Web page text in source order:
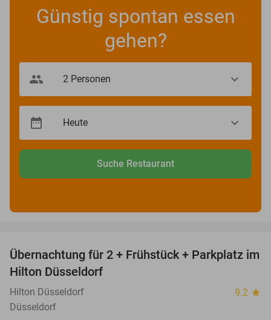
Günstig spontan essen
gehen?
Suche Restaurant
63%
Übernachtung für 2 + Frühstück + Parkplatz im
Hilton Düsseldorf
Hilton Düsseldorf 9.2 star
Düsseldorf